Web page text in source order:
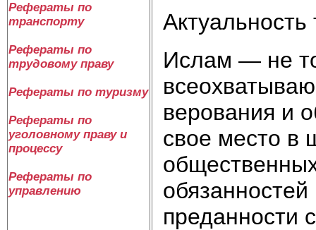
Рефераты по
транспорту
Рефераты по
трудовому праву
Рефераты по туризму
Рефераты по
уголовному праву и
процессу
Рефераты по
управлению
Ислам — не
верования и
свое место в
преданности